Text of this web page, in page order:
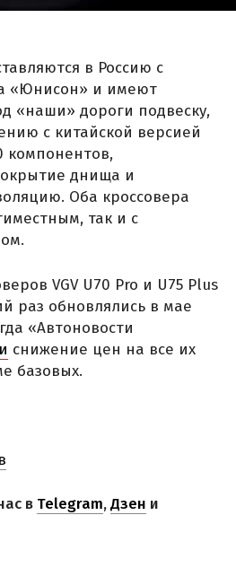
в Россию с
«Юнисон» и имеют
«наши» дороги подвеску,
с китайской версией
компонентов,
днища и
Оба кроссовера
так и с
VGV U70 Pro и U75 Plus
раз обновлялись в мае
«Автоновости
снижение цен на все их
базовых.
в Telegram,Дзен и